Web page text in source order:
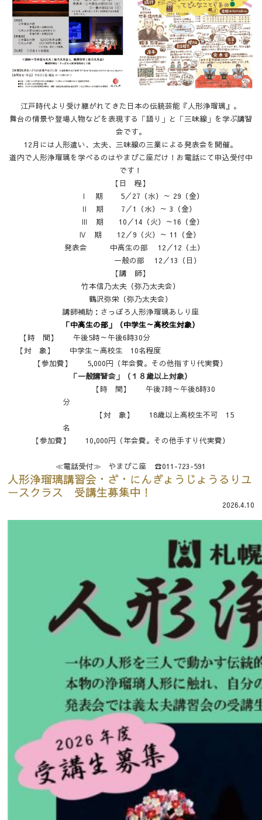
江戸時代より受け継がれてきた日本の伝統芸能『人形浄瑠璃』。
舞台の情景や登場人物などを表現する「語り」と「三味線」を学ぶ講習
会です。
12月には人形遣い、太夫、三味線の三業による発表会を開催。
道内で人形浄瑠璃を学べるのはやまびこ座だけ！お電話にて申込受付中
です！
【日 程】
Ⅰ 期 5／27（水）～ 29（金）
Ⅱ 期 7／1（水）～ 3（金）
Ⅲ 期 10／14（火）～16（金）
Ⅳ 期 12／9（火）～ 11（金）
発表会 中高生の部 12／12（土）
一般の部 12／13（日）
【講 師】
竹本信乃太夫（弥乃太夫会）
鶴沢弥栄（弥乃太夫会）
講師補助：さっぽろ人形浄瑠璃あしり座
「中高生の部」（中学生～高校生対象）
【時 間】 午後5時～午後6時30分
【対 象】 中学生～高校生 10名程度
【参加費】 5,000円（年会費。その他指すり代実費）
「一般講習会」（１８歳以上対象）
【時 間】 午後7時～午後8時30
分
【対 象】 18歳以上高校生不可 15
名
【参加費】 10,000円（年会費。その他手すり代実費）
≪電話受付≫ やまびこ座 ☎011-723-591
人形浄瑠璃講習会・ざ・にんぎょうじょうるりユ
ースクラス 受講生募集中！
2026.4.10